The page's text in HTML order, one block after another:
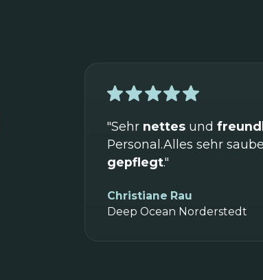
"Sehr nettesund
Personal.Alles sehr
gepflegt."
Christiane Rau
Deep Ocean Norderstedt